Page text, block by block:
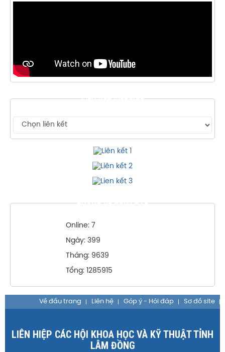
LIÊN KẾT WEBSITE
THỐNG KÊ TRUY CẬP
Online: 7
Ngày: 399
Tháng: 9639
Tổng: 1285915
Về đầu trang Liên hệ Góp ý - Hỏi đáp Sơ đồ site
LIÊN HIỆP CÁC HỘI KHOA HỌC VÀ KỸ THUẬT TỈNH
LÂM ĐỒNG